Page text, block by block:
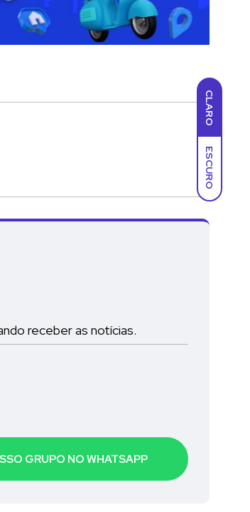
CLARO
ESCURO
receber as notícias.
GRUPO NO WHATSAPP